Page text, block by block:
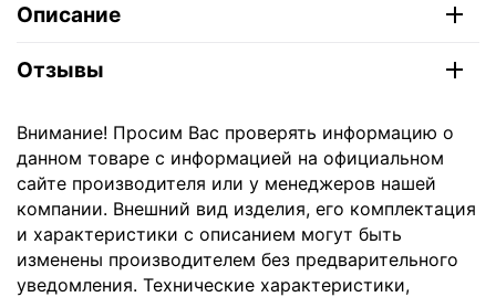
Описание
Отзывы
Внимание! Просим Вас проверять информацию о
данном товаре с информацией на официальном
сайте производителя или у менеджеров нашей
компании. Внешний вид изделия, его комплектация
и характеристики с описанием могут быть
изменены производителем без предварительного
уведомления. Технические характеристики,